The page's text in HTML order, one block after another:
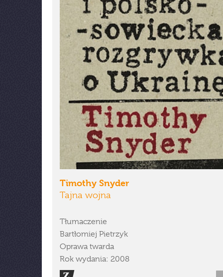
Timothy Snyder
Tajna wojna
Tłumaczenie
Bartłomiej Pietrzyk
Oprawa twarda
Rok wydania: 2008